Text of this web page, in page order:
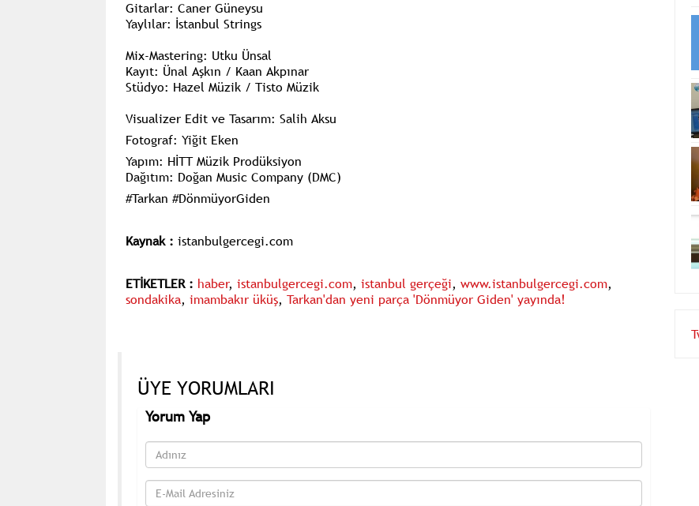
Gitarlar: Caner Güneysu
Yaylılar: İstanbul Strings
Mix-Mastering: Utku Ünsal
Kayıt: Ünal Aşkın / Kaan Akpınar
Stüdyo: Hazel Müzik / Tisto Müzik
Visualizer Edit ve Tasarım: Salih Aksu
Fotograf: Yiğit Eken
Yapım: HİTT Müzik Prodüksiyon
Dağıtım: Doğan Music Company (DMC)​
#Tarkan #DönmüyorGiden
Kaynak : istanbulgercegi.com
ETİKETLER : haber, istanbulgercegi.com, istanbul gerçeği, www.istanbulgercegi.com,
sondakika, imambakır üküş, Tarkan'dan yeni parça 'Dönmüyor Giden' yayında!
ÜYE YORUMLARI
Yorum Yap